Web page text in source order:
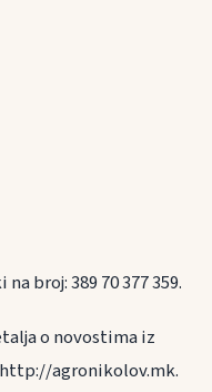
broj: 389 70 377 359.
o novostima iz
agronikolov.mk.